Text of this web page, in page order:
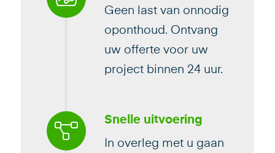
Geen last van onnodig
oponthoud. Ontvang
uw offerte voor uw
project binnen 24 uur.
Snelle uitvoering
In overleg met u gaan